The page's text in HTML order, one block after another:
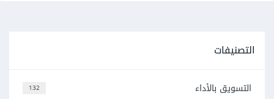
التصنيفات
132 التسويق بالأداء